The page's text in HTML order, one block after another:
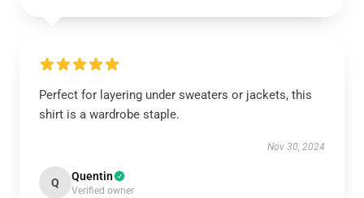
Perfect for layering under sweaters or jackets, this
shirt is a wardrobe staple.
Nov 30, 2024
Q Quentin
Verified owner